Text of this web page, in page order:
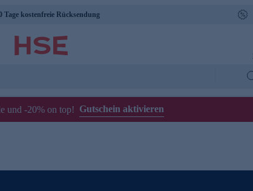
Tage kostenfreie Rücksendung
und -20% on top! Gutschein aktivieren